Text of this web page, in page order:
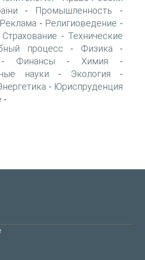
- Промышленность -
Реклама - Религиоведение -
Страхование - Технические
процесс - Физика -
Финансы - Химия -
науки - Экология -
- Юриспруденция
-